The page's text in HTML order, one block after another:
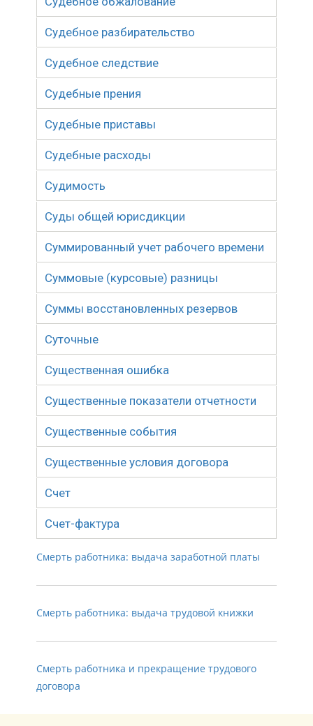
Судебное разбирательство
Судебное следствие
Судебные прения
Судебные приставы
Судебные расходы
Судимость
Суды общей юрисдикции
Суммированный учет рабочего времени
Суммовые (курсовые) разницы
Суммы восстановленных резервов
Суточные
Существенная ошибка
Существенные показатели отчетности
Существенные события
Существенные условия договора
Счет
Счет-фактура
Смерть работника: выдача заработной платы
Смерть работника: выдача трудовой книжки
Смерть работника и прекращение трудового
договора